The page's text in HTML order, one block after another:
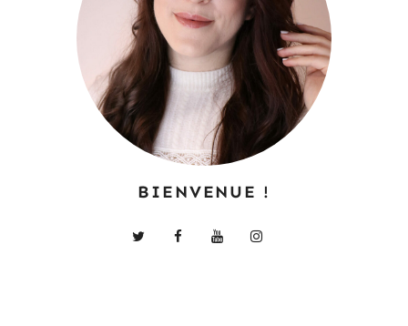
BIENVENUE !